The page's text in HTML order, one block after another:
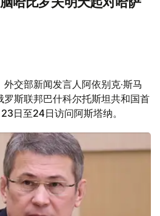
外交部新闻发言人阿依别克·斯马
斯联邦巴什科尔托斯坦共和国首
日至24日访问阿斯塔纳。